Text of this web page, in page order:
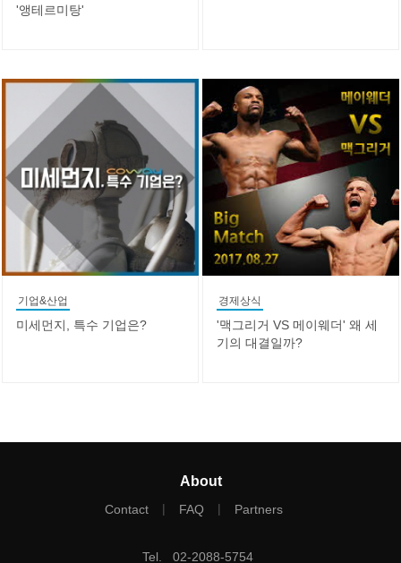
'앵테르미탕'
기업&산업
미세먼지, 특수 기업은?
경제상식
'맥그리거 VS 메이웨더' 왜 세
기의 대결일까?
About
Contact | FAQ | Partners
Tel 02-2088-5754